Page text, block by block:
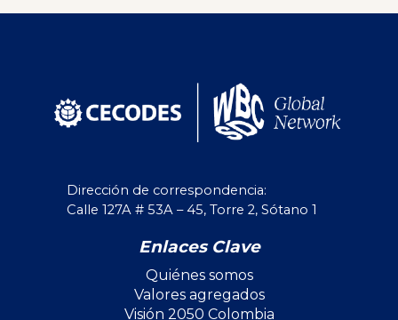
Dirección de correspondencia:
Calle 127A # 53A – 45, Torre 2, Sótano 1
Enlaces Clave
Quiénes somos
Valores agregados
Visión 2050 Colombia